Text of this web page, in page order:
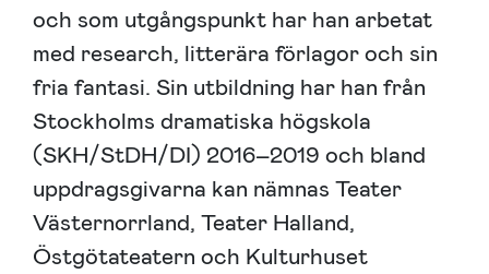
och som utgångspunkt har han arbetat
med research, litterära förlagor och sin
fria fantasi. Sin utbildning har han från
Stockholms dramatiska högskola
(SKH/StDH/DI) 2016–2019 och bland
uppdragsgivarna kan nämnas Teater
Västernorrland, Teater Halland,
Östgötateatern och Kulturhuset